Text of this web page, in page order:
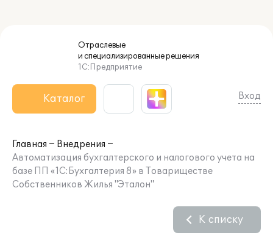
Отраслевые
и специализированныерешения
1С:Предприятие
Каталог Вход
Главная
Внедрения
Автоматизация бухгалтерского и налогового учета на
базе ПП «1C:Бухгалтерия 8» в Товариществе
Собственников Жилья "Эталон"
К списку